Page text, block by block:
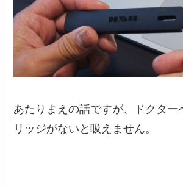
あたりまえの話ですが、ドクター
リッジがないと吸えません。